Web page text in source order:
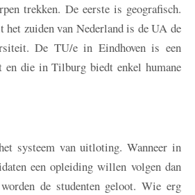
trekken. De eerste is geografisch.
het zuiden van Nederland is de UA de
De TU/e in Eindhoven is een
en die in Tilburg biedt enkel humane
systeem van uitloting. Wanneer in
een opleiding willen volgen dan
de studenten geloot. Wie erg